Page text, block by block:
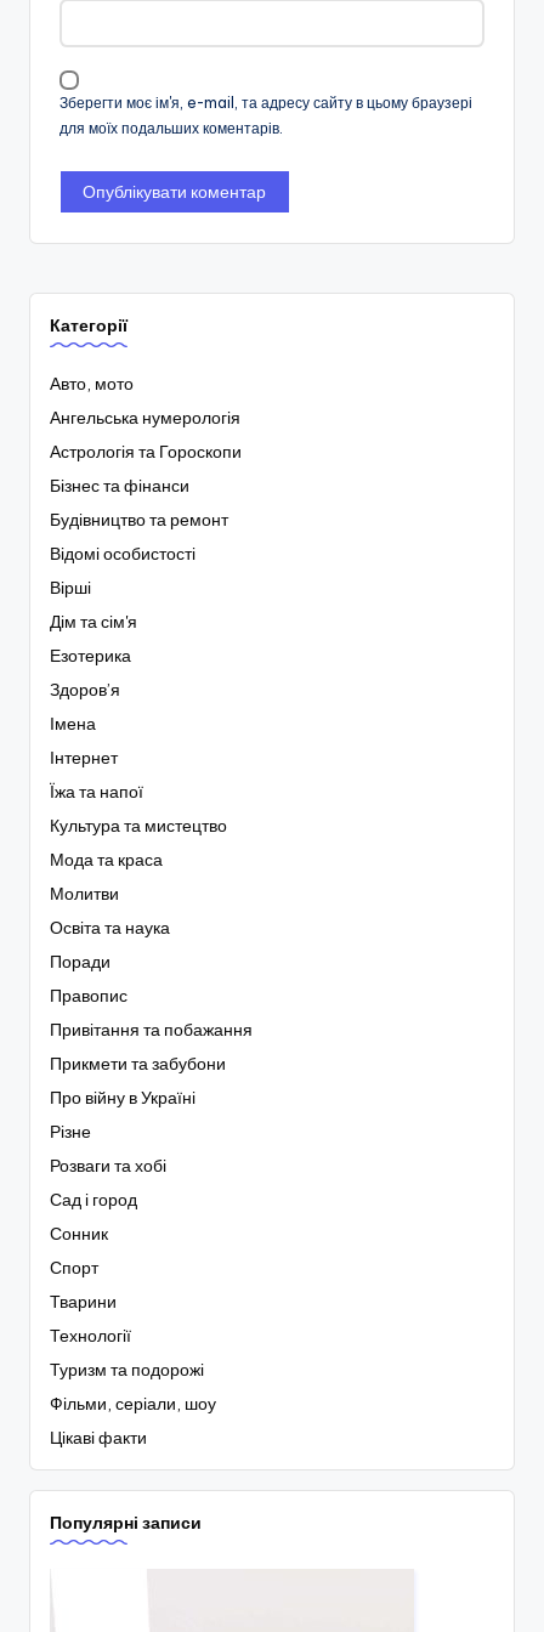
Зберегти моє ім'я, e-mail, та адресу сайту в цьому браузері
для моїх подальших коментарів.
Категорії
Авто, мото
Ангельська нумерологія
Астрологія та Гороскопи
Бізнес та фінанси
Будівництво та ремонт
Відомі особистості
Вірші
Дім та сім'я
Езотерика
Здоров’я
Імена
Інтернет
Їжа та напої
Культура та мистецтво
Мода та краса
Молитви
Освіта та наука
Поради
Правопис
Привітання та побажання
Прикмети та забубони
Про війну в Україні
Різне
Розваги та хобі
Сад і город
Сонник
Спорт
Тварини
Технології
Туризм та подорожі
Фільми, серіали, шоу
Цікаві факти
Популярні записи